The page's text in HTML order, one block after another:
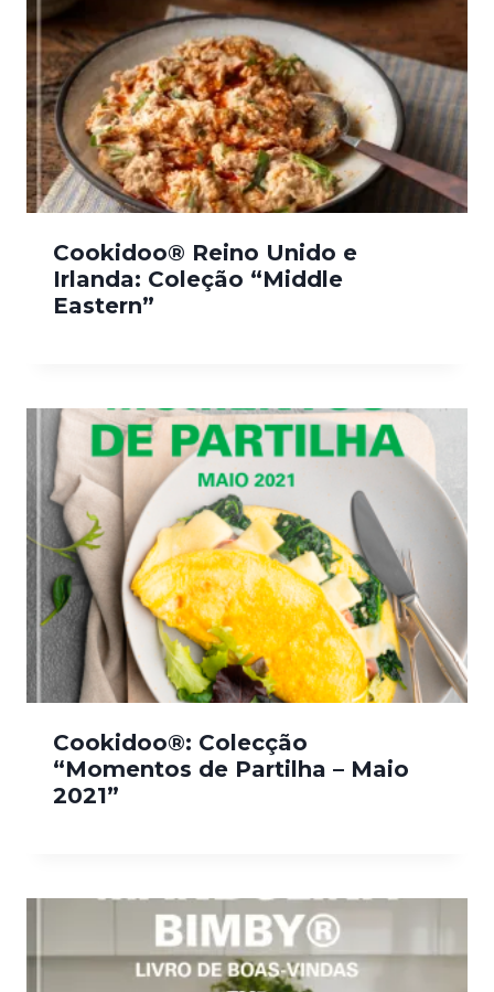
Cookidoo® Reino Unido e
Irlanda: Coleção “Middle
Eastern”
Cookidoo®: Colecção
“Momentos de Partilha – Maio
2021”